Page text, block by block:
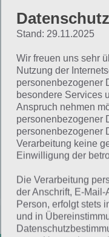
Kommen wir nun
Paket Wortass
Prüfe, in
mittig)
Schaue nun
Wordalot
Es kann immer
fehlende Wörter
Stand: 29.11.2025
Wir freuen uns sehr
Nutzung der
personenbezogener
besondere Services
Anspruch nehmen
personenbezogener
personenbezogener
Verarbeitung keine
Einwilligung der
Die Verarbeitung
der Anschrift, E-
Person, erfolgt stets
und in